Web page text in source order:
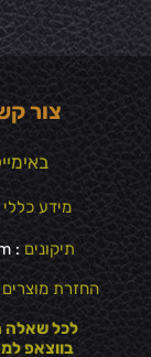
צור
באימייל מענה
מידע כללי
תיקונים : REPAIR.watchstore.co.il@gmail.com
החזרת מוצרים
לכל שאלה
בווצאפ למספר 052-2570456